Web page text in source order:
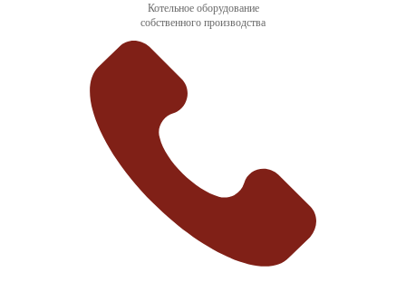
Котельное оборудование
собственного производства